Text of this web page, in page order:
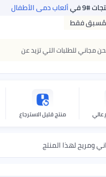
#9 فيألعاب دمى الأطفال
فقط
مجاني للطلبات التي تزيد عن
عالي منتج قليل الاسترجاع
ومريح لهذا المنتج